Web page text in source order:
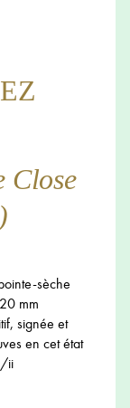
Close
sèche
mm
signée et
en cet état
ii